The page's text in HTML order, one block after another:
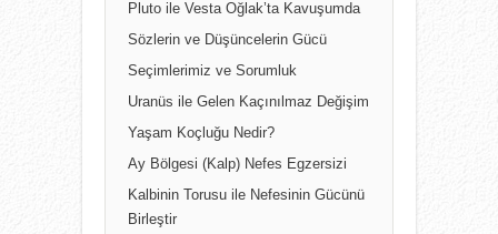
Pluto ile Vesta Oğlak’ta Kavuşumda
Sözlerin ve Düşüncelerin Gücü
Seçimlerimiz ve Sorumluk
Uranüs ile Gelen Kaçınılmaz Değişim
Yaşam Koçluğu Nedir?
Ay Bölgesi (Kalp) Nefes Egzersizi
Kalbinin Torusu ile Nefesinin Gücünü
Birleştir